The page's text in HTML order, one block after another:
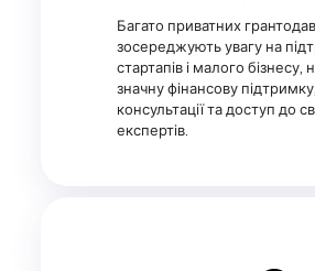
Багато приватних
зосереджують увагу на
стартапів і малого бізнесу,
значну фінансову
консультації та доступ до
експертів.